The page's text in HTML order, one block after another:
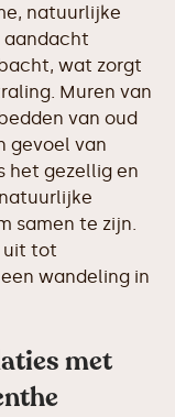
natuurlijke
aandacht
wat zorgt
Muren van
van oud
gevoel van
het gezellig en
samen te zijn.
uit tot
wandeling in
met